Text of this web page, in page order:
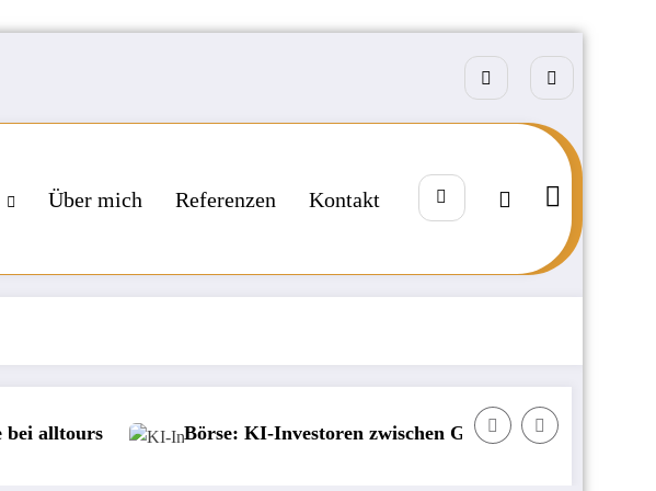
Über mich Referenzen Kontakt
Börse: KI-Investoren zwischen Gier und Angst Badija – kroatisches